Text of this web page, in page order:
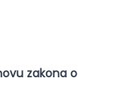
zakona o